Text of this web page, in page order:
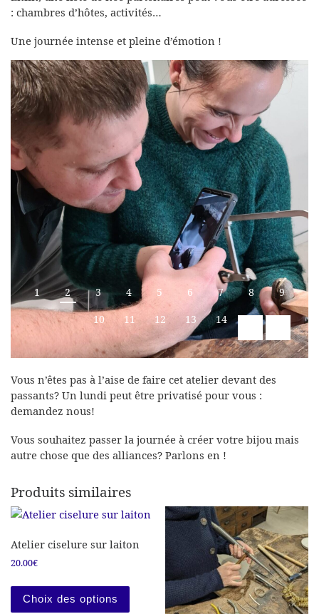
: chambres d’hôtes, activités…
Une journée intense et pleine d’émotion !
1 2 3 4 5 6 7 8
9
10
11 12 13 14
Vous n’êtes pas à l’aise de faire cet atelier devant des
passants? Un lundi peut être privatisé pour vous :
demandez nous!
Vous souhaitez passer la journée à créer votre bijou mais
autre chose que des alliances? Parlons en !
Produits similaires
Atelier ciselure sur laiton
20.00€
Choix des options
Ce produit a plusieurs variations.